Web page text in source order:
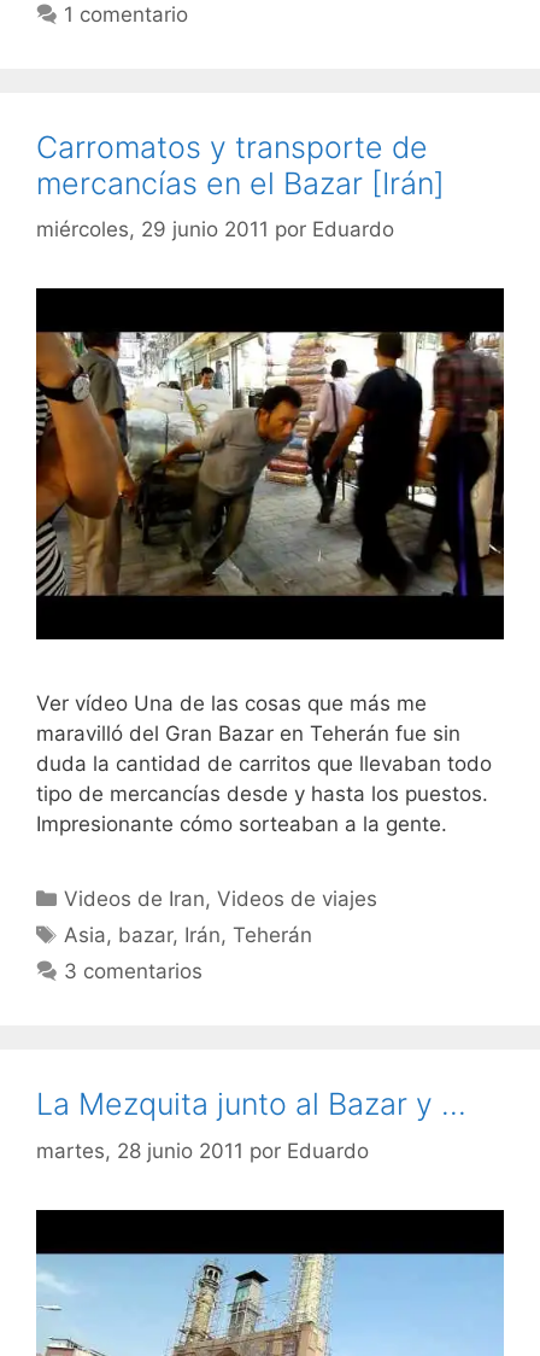
1 comentario
Carromatos y transporte de
mercancías en el Bazar [Irán]
miércoles, 29 junio 2011 por Eduardo
Ver vídeo Una de las cosas que más me
maravilló del Gran Bazar en Teherán fue sin
duda la cantidad de carritos que llevaban todo
tipo de mercancías desde y hasta los puestos.
Impresionante cómo sorteaban a la gente.
Categorías
Videos de Iran,Videos de viajes
Etiquetas
Asia, bazar, Irán,Teherán
3 comentarios
La Mezquita junto al Bazar y …
martes, 28 junio 2011 por Eduardo